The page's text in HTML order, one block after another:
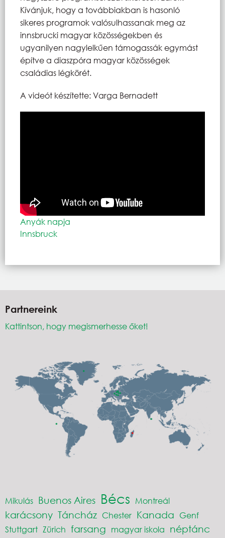
Kívánjuk, hogy a továbbiakban is hasonló
sikeres programok valósulhassanak meg az
innsbrucki magyar közösségekben és
ugyanilyen nagylelkűen támogassák egymást
építve a diaszpóra magyar közösségek
családias légkörét.
A videót készítette: Varga Bernadett
Anyák napja
Innsbruck
Partnereink
Kattintson, hogy megismerhesse őket!
Mikulás Buenos Aires Bécs Montreál
karácsony Táncház Chester Kanada Genf
Stuttgart Zürich farsang magyar iskola néptánc